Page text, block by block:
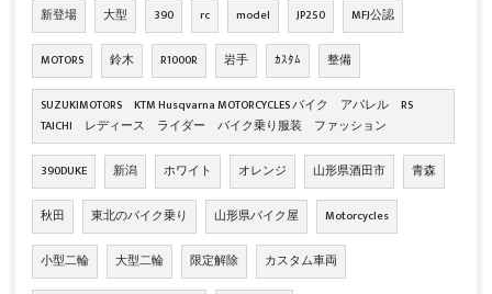
新登場 大型 390 rc model JP250 MFJ公認
MOTORS 鈴木 R1000R 岩手 ｶｽﾀﾑ 整備
SUZUKIMOTORS KTM Husqvarna MOTORCYCLES バイク アパレル RS
TAICHI レディース ライダー バイク乗り服装 ファッション
390DUKE 新潟 ホワイト オレンジ 山形県酒田市 青森
秋田 東北のバイク乗り 山形県バイク屋 Motorcycles
小型二輪 大型二輪 限定解除 カスタム車両